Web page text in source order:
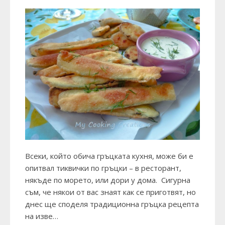
Всеки, който обича гръцката кухня, може би е
опитвал тиквички по гръцки – в ресторант,
някъде по морето, или дори у дома. Сигурна
съм, че някои от вас знаят как се приготвят, но
днес ще споделя традиционна гръцка рецепта
на изве…